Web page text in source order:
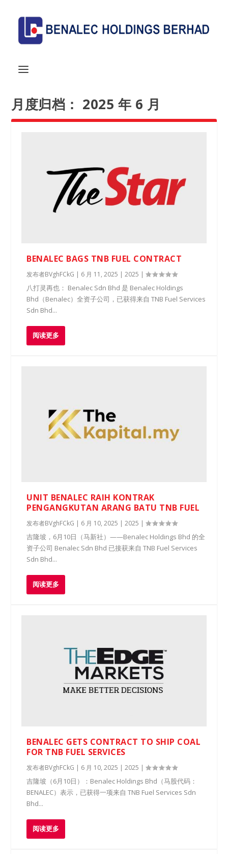
月度归档： 2025 年 6 月
BENALEC BAGS TNB FUEL CONTRACT
发布者BVghFCkG | 6 月 11, 2025 |2025 |
八打灵再也： Benalec Sdn Bhd 是 Benalec Holdings
Bhd（Benalec）全资子公司，已获得来自 TNB Fuel Services
Sdn Bhd...
阅读更多
UNIT BENALEC RAIH KONTRAK
PENGANGKUTAN ARANG BATU TNB FUEL
发布者BVghFCkG | 6 月 10, 2025 |2025 |
​吉隆坡，6月10日（马新社）——Benalec Holdings Bhd 的全
资子公司 Benalec Sdn Bhd 已接获来自 TNB Fuel Services
Sdn Bhd...
阅读更多
BENALEC GETS CONTRACT TO SHIP COAL
FOR TNB FUEL SERVICES
发布者BVghFCkG | 6 月 10, 2025 |2025 |
​吉隆坡（6月10日）：Benalec Holdings Bhd（马股代码：
BENALEC）表示，已获得一项来自 TNB Fuel Services Sdn
Bhd...
阅读更多